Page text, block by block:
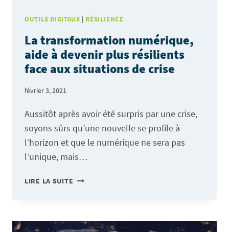
»
OUTILS DIGITAUX RÉSILIENCE
La transformation numérique,
aide à devenir plus résilients
face aux situations de crise
février 3, 2021
Aussitôt après avoir été surpris par une crise,
soyons sûrs qu’une nouvelle se profile à
l’horizon et que le numérique ne sera pas
l’unique, mais…
LIRE LA SUITE LA
AIDE